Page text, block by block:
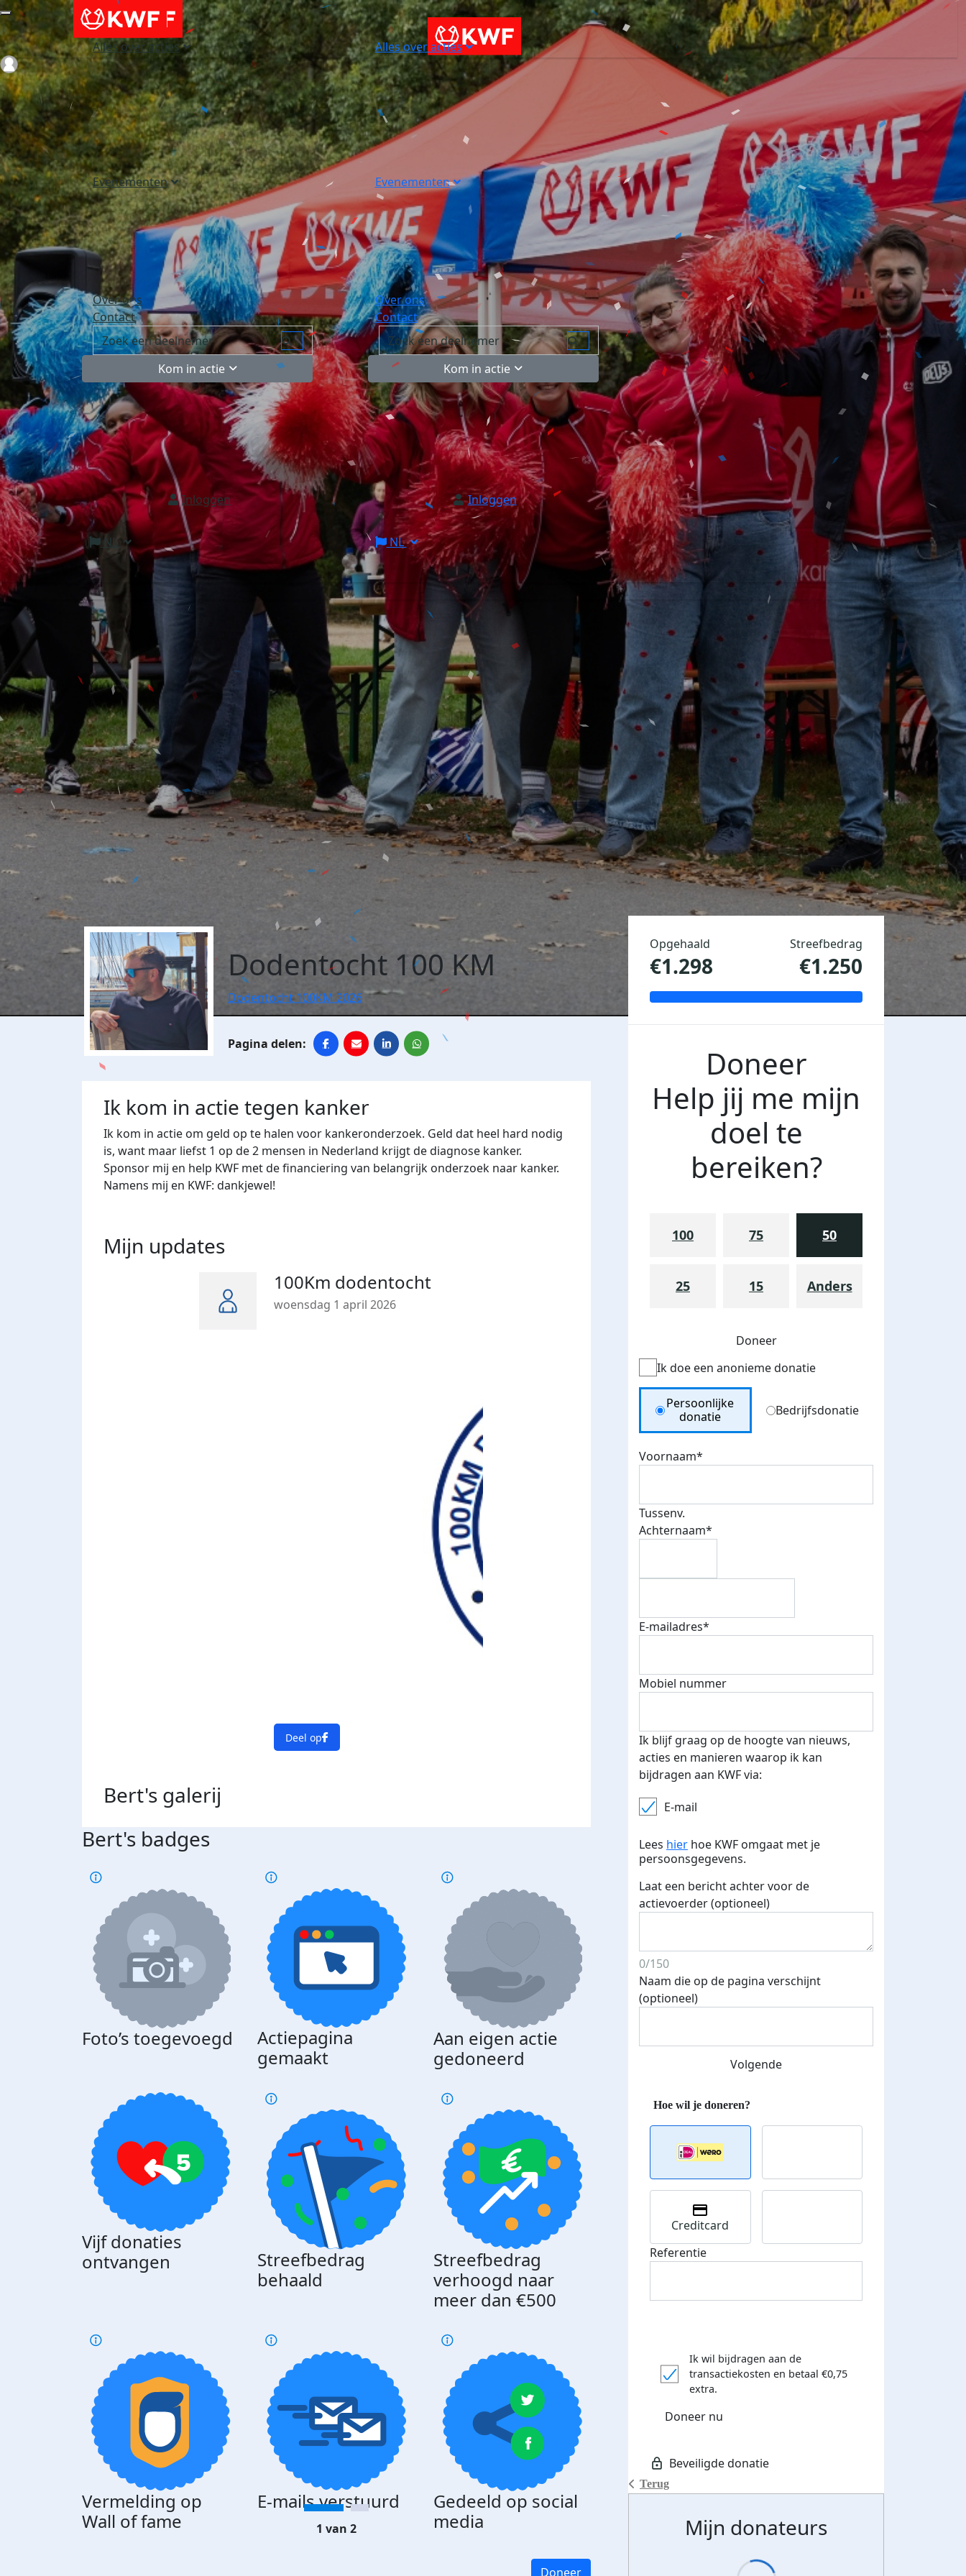
Alles over acties
Evenementen
Over ons
Contact
Kom in actie
Inloggen
NL
Alles over acties
Evenementen
Over ons
Contact
Kom in actie
Inloggen
NL
Login
Dodentocht 100 KM
Dodentocht 100KM 2026
Ik kom in actie tegen kanker
Ik kom in actie om geld op te halen voor kankeronderzoek. Geld dat heel hard nodig
is, want maar liefst 1 op de 2 mensen in Nederland krijgt de diagnose kanker.
Sponsor mij en help KWF met de financiering van belangrijk onderzoek naar kanker.
Namens mij en KWF: dankjewel!
Mijn updates
100Km dodentocht
woensdag 1 april 2026
Deel op
Bert's galerij
Bert's badges
Foto’s toegevoegd
Actiepagina
gemaakt
Aan eigen actie
gedoneerd
Vijf donaties
ontvangen
Streefbedrag
behaald
Streefbedrag
verhoogd naar
meer dan €500
Vermelding op
Wall of fame
E-mails verstuurd
Gedeeld op social
media
1 van 2
Doneer
Opgehaald
€1.298
Streefbedrag
€1.250
Doneer
Help jij me mijn
doel te
bereiken?
100 75 50
25 15 Anders
Doneer
Ik doe een anonieme donatie
Donation Type
Persoonlijke
donatie
Bedrijfsdonatie
Voornaam*
Tussenv.
Achternaam*
E-mailadres*
Mobiel nummer
Ik blijf graag op de hoogte van nieuws,
acties en manieren waarop ik kan
bijdragen aan KWF via:
E-mail
Lees hier hoe KWF omgaat met je
persoonsgegevens.
Laat een bericht achter voor de
actievoerder (optioneel)
0/150
Naam die op de pagina verschijnt
(optioneel)
Volgende
Terug
Creditcard
Referentie
Ik wil bijdragen aan de
transactiekosten en betaal €0,75
extra.
Doneer nu
Mijn donateurs